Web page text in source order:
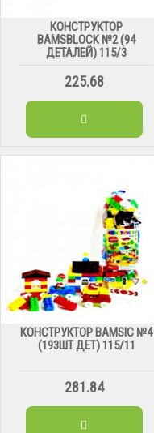
КОНСТРУКТОР
BAMSBLOCK №2 (94
ДЕТАЛЕЙ) 115/3
225.68
КОНСТРУКТОР BAMSIC №4
(193ШТ ДЕТ) 115/11
281.84